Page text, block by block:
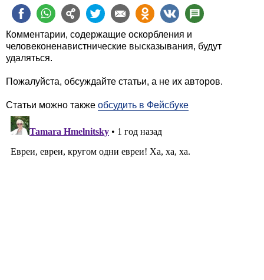
Комментарии, содержащие оскорбления и
человеконенавистнические высказывания, будут
удаляться.
Пожалуйста, обсуждайте статьи, а не их авторов.
Статьи можно также обсудить в Фейсбуке